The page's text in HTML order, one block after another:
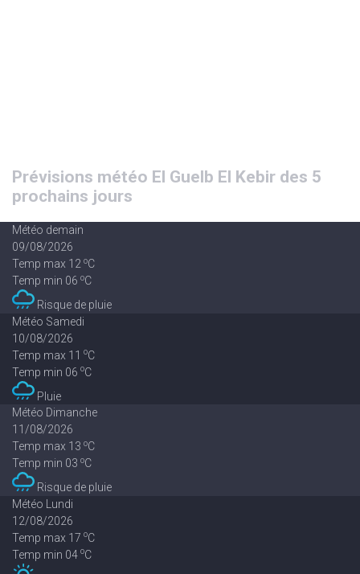
Prévisions météo El Guelb El Kebir des 5
prochains jours
Météo demain
09/08/2026
Temp max 12 oC
Temp min 06 oC
Risque de pluie
Météo Samedi
10/08/2026
Temp max 11 oC
Temp min 06 oC
Pluie
Météo Dimanche
11/08/2026
Temp max 13 oC
Temp min 03 oC
Risque de pluie
Météo Lundi
12/08/2026
Temp max 17 oC
Temp min 04 oC